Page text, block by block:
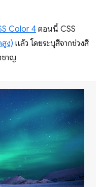
Color 4 ตอนนี้ CSS
สูง) แล้ว โดยระบุสีจากช่วงสี
ชาญ